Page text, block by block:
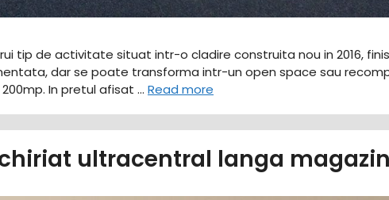
tip de activitate situat intr-o cladire construita nou in 2016,
dar se poate transforma intr-un open space sau
In pretul afisat … Read more
ultracentral langa